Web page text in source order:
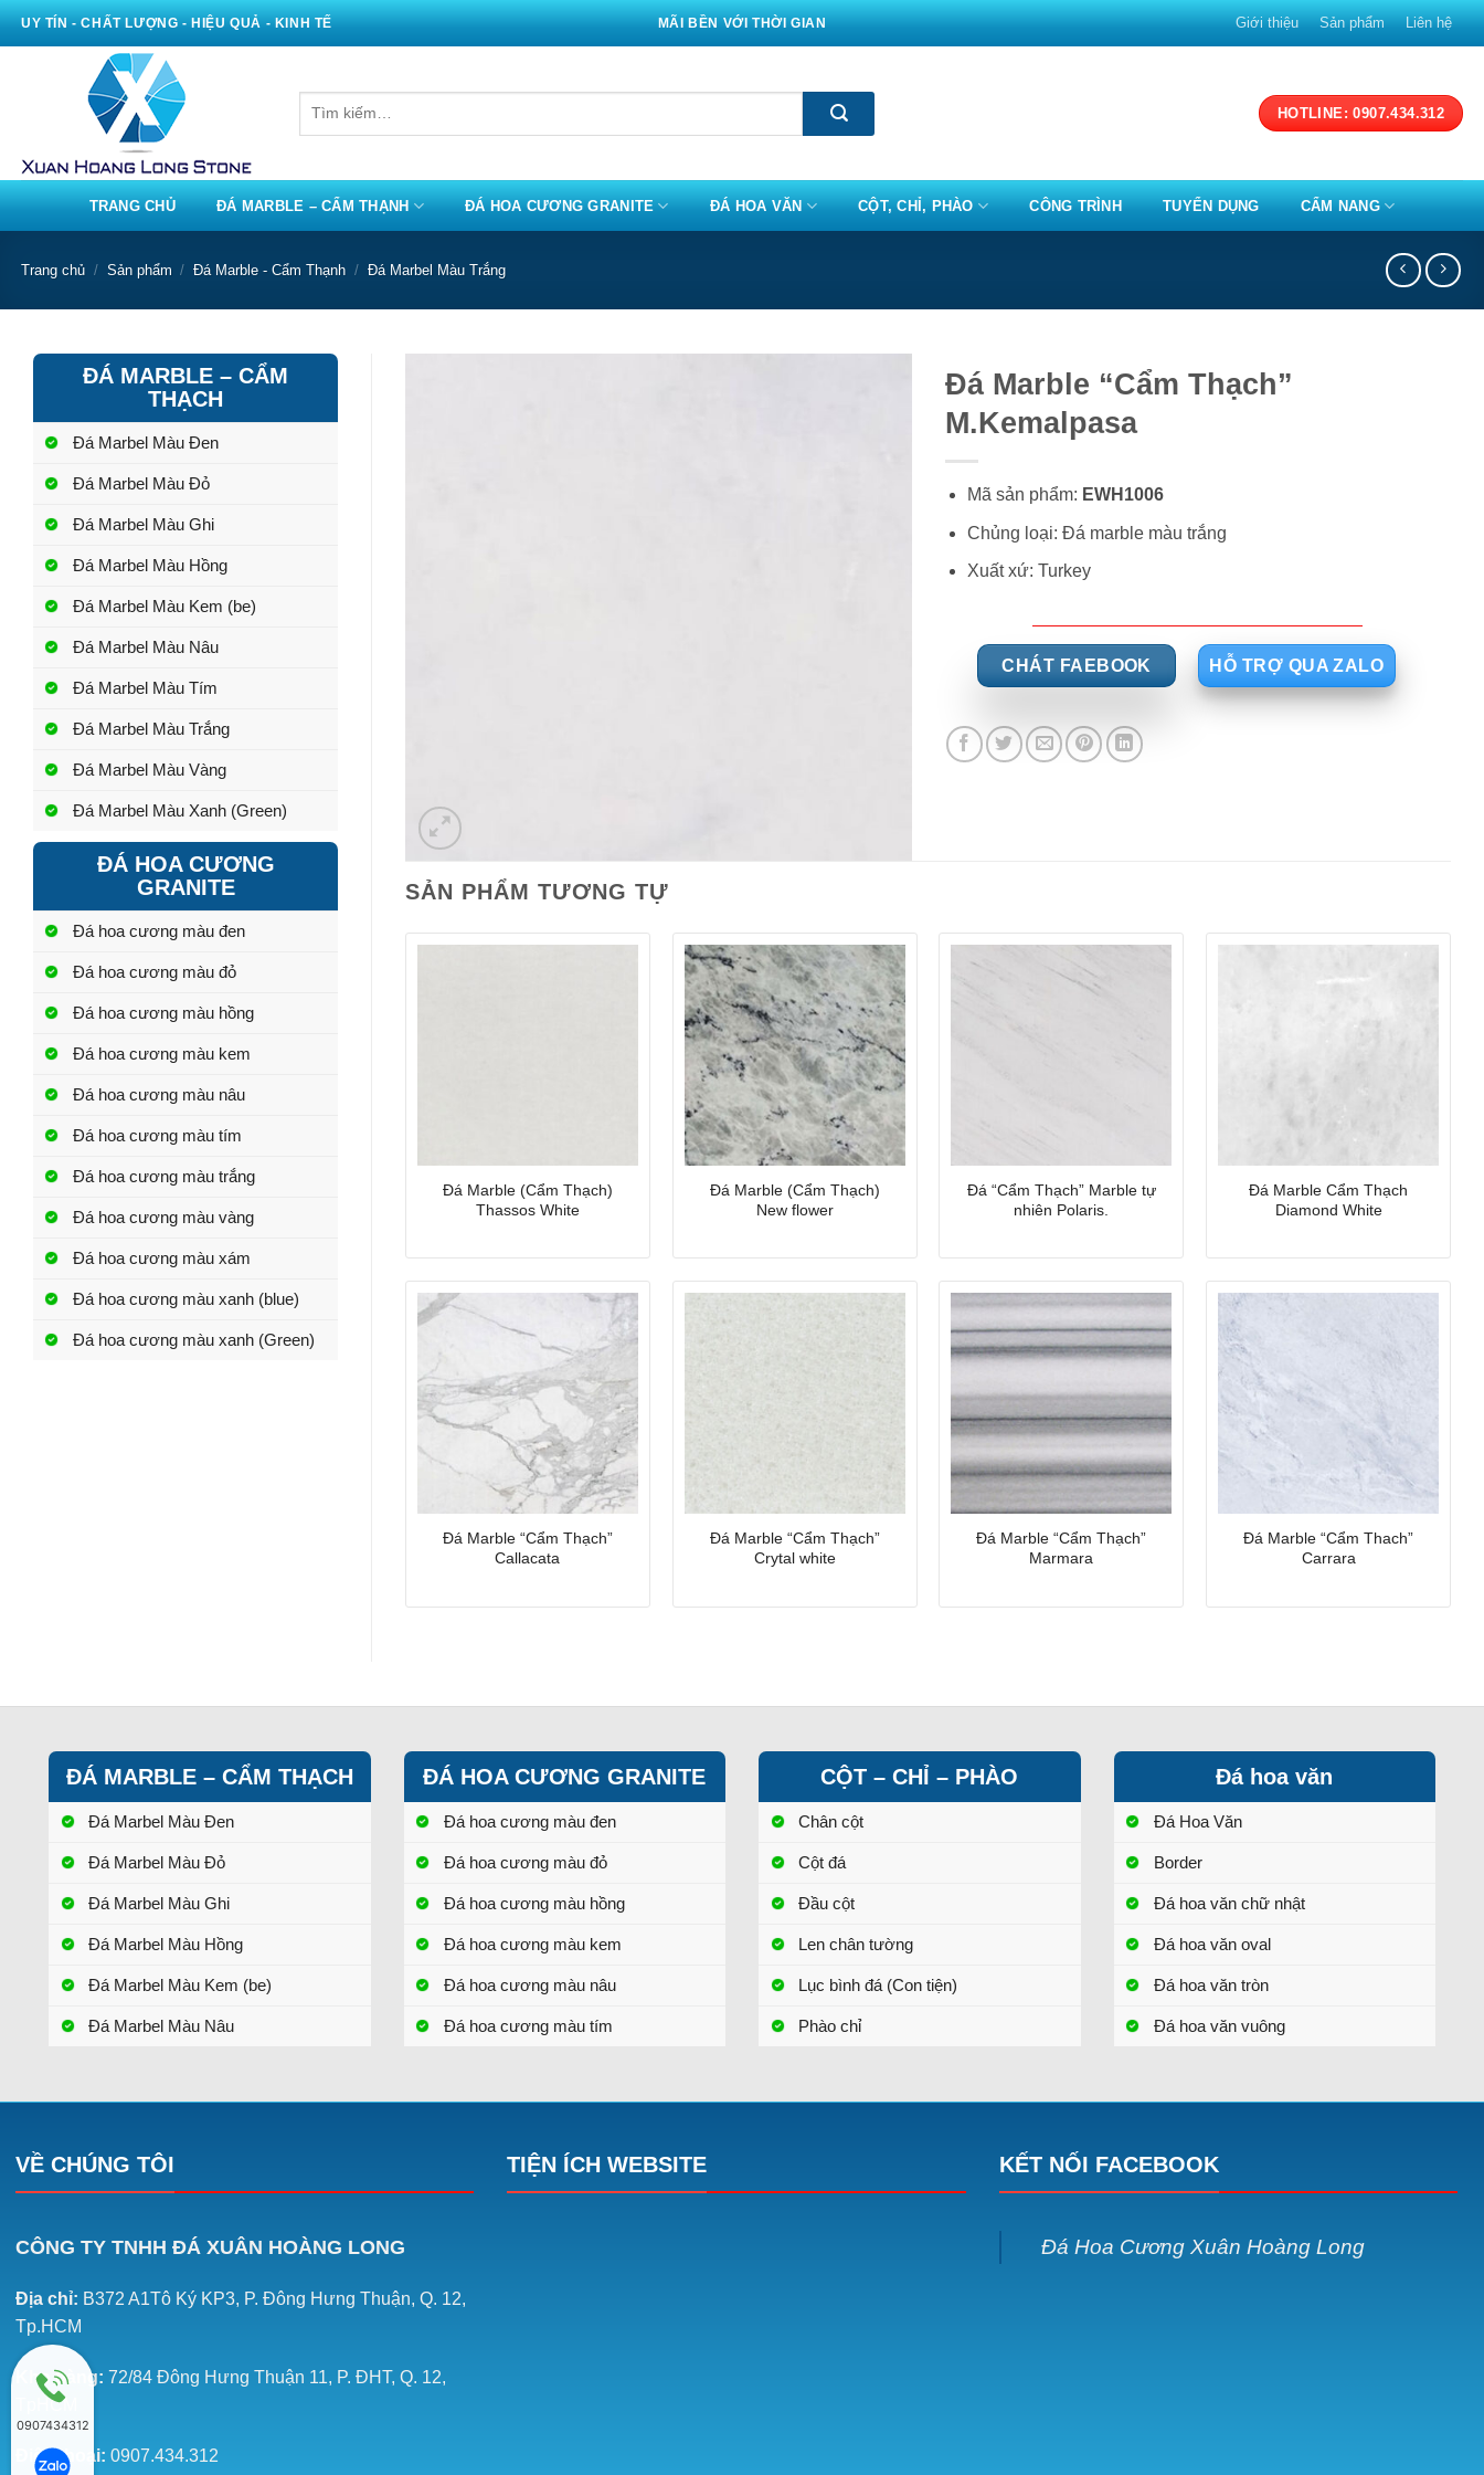
Bỏ
UY TÍN - CHẤT LƯỢNG - HIỆU QUẢ - KINH TẾ MÃI BỀN VỚI THỜI GIAN Giới thiệu Sản phẩm Liên hệ
kiếm:
HOTLINE: 0907.434.312
TRANG CHỦ ĐÁ MARBLE – CẨM THẠNH ĐÁ HOA CƯƠNG GRANITE ĐÁ HOA VĂN CỘT, CHỈ, PHÀO CÔNG TRÌNH TUYỂN DỤNG CẨM NANG
Trang chủ / Sản phẩm / Đá Marble - Cẩm Thạnh / Đá Marbel Màu Trắng
ĐÁ MARBLE – CẨM
THẠCH
Đá Marbel Màu Đen
Đá Marbel Màu Đỏ
Đá Marbel Màu Ghi
Đá Marbel Màu Hồng
Đá Marbel Màu Kem (be)
Đá Marbel Màu Nâu
Đá Marbel Màu Tím
Đá Marbel Màu Trắng
Đá Marbel Màu Vàng
Đá Marbel Màu Xanh (Green)
ĐÁ HOA CƯƠNG
GRANITE
Đá hoa cương màu đen
Đá hoa cương màu đỏ
Đá hoa cương màu hồng
Đá hoa cương màu kem
Đá hoa cương màu nâu
Đá hoa cương màu tím
Đá hoa cương màu trắng
Đá hoa cương màu vàng
Đá hoa cương màu xám
Đá hoa cương màu xanh (blue)
Đá hoa cương màu xanh (Green)
Đá Marble “Cẩm Thạch”
M.Kemalpasa
Mã sản phẩm: EWH1006
Chủng loại: Đá marble màu trắng
Xuất xứ: Turkey
CHÁT FAEBOOK HỖ TRỢ QUA ZALO
SẢN PHẨM TƯƠNG TỰ
Đá Marble (Cẩm Thạch)
Thassos White
Đá Marble (Cẩm Thạch)
New flower
Đá “Cẩm Thạch” Marble tự
nhiên Polaris.
Đá Marble Cẩm Thạch
Diamond White
Đá Marble “Cẩm Thạch”
Callacata
Đá Marble “Cẩm Thạch”
Crytal white
Đá Marble “Cẩm Thạch”
Marmara
Đá Marble “Cẩm Thach”
Carrara
ĐÁ MARBLE – CẨM THẠCH
Đá Marbel Màu Đen
Đá Marbel Màu Đỏ
Đá Marbel Màu Ghi
Đá Marbel Màu Hồng
Đá Marbel Màu Kem (be)
Đá Marbel Màu Nâu
ĐÁ HOA CƯƠNG GRANITE
Đá hoa cương màu đen
Đá hoa cương màu đỏ
Đá hoa cương màu hồng
Đá hoa cương màu kem
Đá hoa cương màu nâu
Đá hoa cương màu tím
CỘT – CHỈ – PHÀO
Chân cột
Cột đá
Đầu cột
Len chân tường
Lục bình đá (Con tiện)
Phào chỉ
Đá hoa văn
Đá Hoa Văn
Border
Đá hoa văn chữ nhật
Đá hoa văn oval
Đá hoa văn tròn
Đá hoa văn vuông
VỀ CHÚNG TÔI
CÔNG TY TNHH ĐÁ XUÂN HOÀNG LONG
Địa chỉ: B372 A1Tô Ký KP3, P. Đông Hưng Thuận, Q. 12,
Tp.HCM
Kho hàng: 72/84 Đông Hưng Thuận 11, P. ĐHT, Q. 12,
TpHCM
Điện thoại: 0907.434.312
TIỆN ÍCH WEBSITE KẾT NỐI FACEBOOK
Đá Hoa Cương Xuân Hoàng Long
0907434312